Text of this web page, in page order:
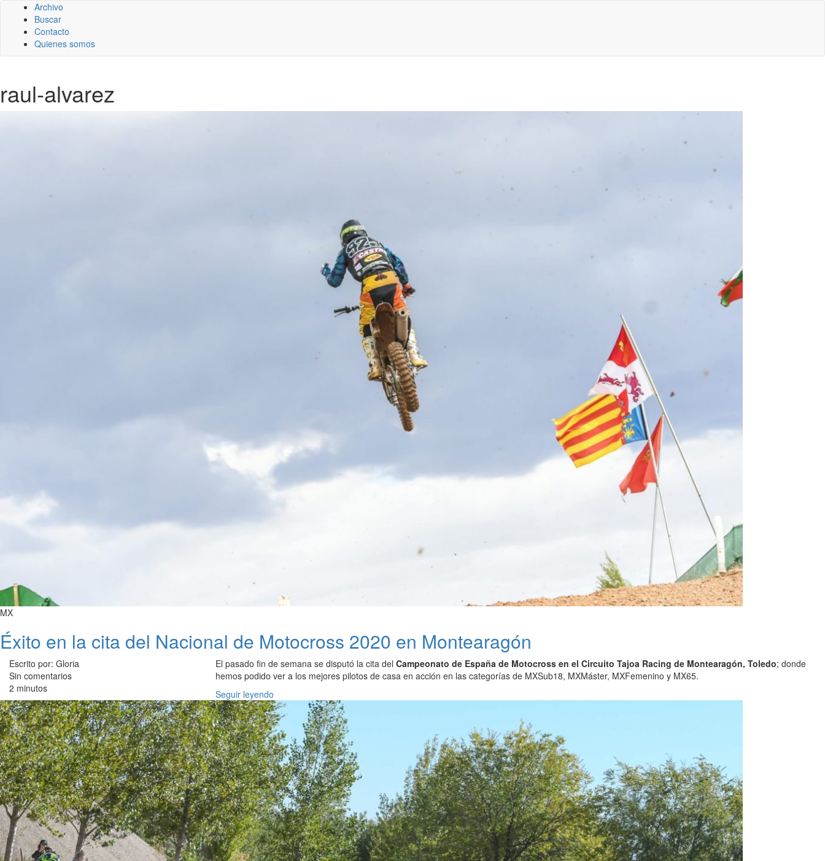
Archivo
Buscar
Contacto
Quienes somos
raul-alvarez
MX
Éxito en la cita del Nacional de Motocross 2020 en Montearagón
Escrito por: Gloria
Sin comentarios
2 minutos
El pasado fin de semana se disputó la cita del Campeonato de España de Motocross en el Circuito Tajoa Racing de Montearagón, Toledo; donde
hemos podido ver a los mejores pilotos de casa en acción en las categorías de MXSub18, MXMáster, MXFemenino y MX65.
Seguir leyendo